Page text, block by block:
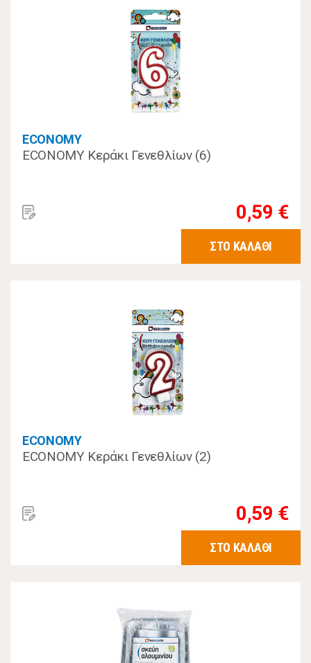
ECONOMY
ECONOMY Κεράκι Γενεθλίων (6)
0,59 €
ΣΤΟ ΚΑΛΑΘΙ
ECONOMY
ECONOMY Κεράκι Γενεθλίων (2)
0,59 €
ΣΤΟ ΚΑΛΑΘΙ